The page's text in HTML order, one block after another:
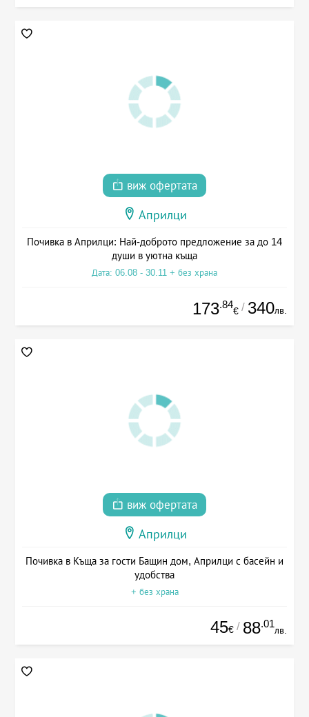
виж офертата
Априлци
Почивка в Априлци: Най-доброто предложение за до 14
души в уютна къща
Дата: 06.08 - 30.11 + без храна
173.84
€ / 340лв.
виж офертата
Априлци
Почивка в Къща за гости Бащин дом, Априлци с басейн и
удобства
+ без храна
45€ / 88.01
лв.